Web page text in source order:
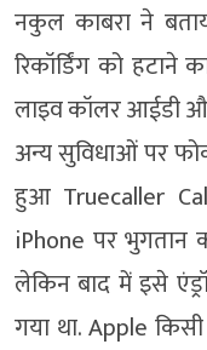
नकुल काबरा ने
रिकॉर्डिंग को
लाइव कॉलर आईडी
अन्य सुविधाओं पर
हुआ Truecaller
iPhone पर भुगतान
लेकिन बाद में इसे
गया था. Apple